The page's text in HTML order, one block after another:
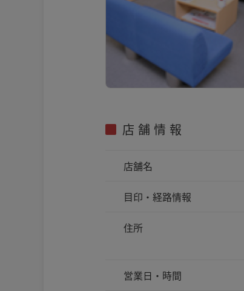
店舗情報
店舗名
目印・ 経路情報
住所
営業日・時間